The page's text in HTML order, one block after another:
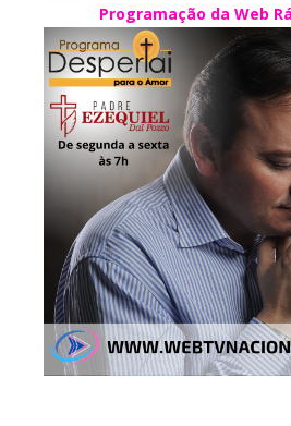
Programação da Web